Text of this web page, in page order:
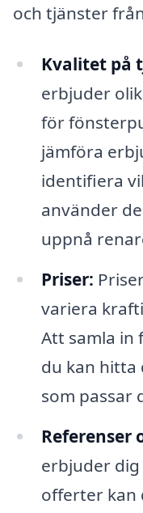
och tjänster
Kvalitet på
erbjuder
för
jämföra
identifiera
använder
uppnå
Priser:
variera
Att samla in
du kan hitta
som passar
Referenser
erbjuder
offerter kan